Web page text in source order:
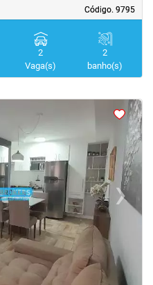
Código. 9795
Código. 9795
2
Vaga(s)
2
banho(s)
›Next